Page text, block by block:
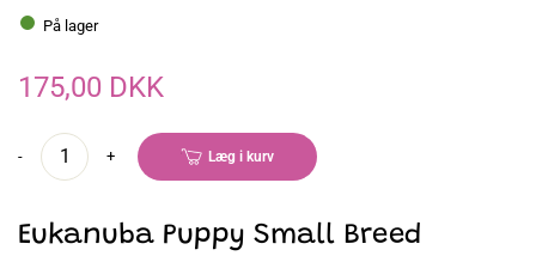
På lager
175,00 DKK
- + Læg i kurv
Eukanuba Puppy Small Breed